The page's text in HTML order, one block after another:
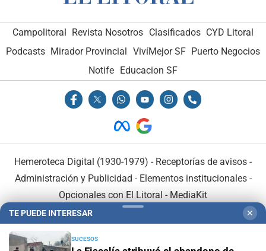
Campolitoral Revista Nosotros Clasificados CYD Litoral
Podcasts Mirador Provincial VivíMejor SF Puerto Negocios
Notife
Educacion SF
Hemeroteca Digital (1930-1979) - Receptorías de avisos -
Administración y Publicidad - Elementos institucionales-
Opcionales con El Litoral - MediaKit
TE PUEDE INTERESAR ✕
SUCESOS